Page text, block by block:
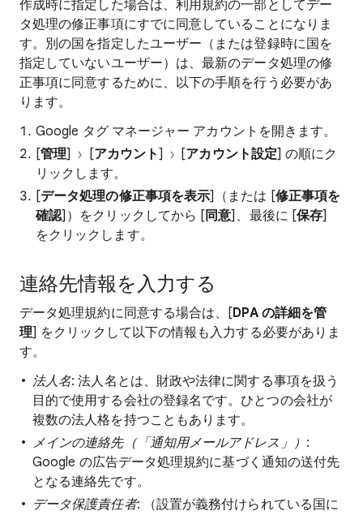
作成時に指定した場合は、利用規約の一部としてデー
タ処理の修正事項にすでに同意していることになりま
す。別の国を指定したユーザー（または登録時に国を
指定していないユーザー）は、最新のデータ処理の修
正事項に同意するために、以下の手順を行う必要があ
ります。
Google タグ マネージャー アカウントを開きます。
[管理] [アカウント] [アカウント設定] の順にク
リックします。
[データ処理の修正事項を表示]（または [修正事項を
確認]）をクリックしてから [ 同意]、最後に [保存]
をクリックします。
連絡先情報を入力する
データ処理規約に同意する場合は、[DPA の詳細を管
理] をクリックして以下の情報も入力する必要がありま
す。
法人名: 法人名とは、財政や法律に関する事項を扱う
目的で使用する会社の登録名です。ひとつの会社が
複数の法人格を持つこともあります。
メインの連絡先（「通知用メールアドレス」） :
Google の広告データ処理規約に基づく通知の送付先
となる連絡先です。
データ保護責任者: （設置が義務付けられている国に